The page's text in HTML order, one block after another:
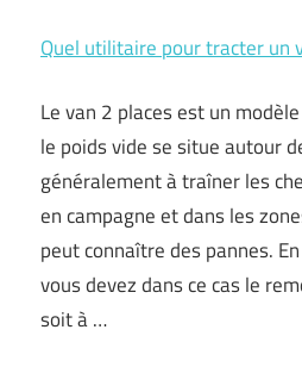
Quel utilitaire pour tracter un
Le van 2 places est un
le poids vide se situe autour
généralement à traîner les
en campagne et dans les
peut connaître des pannes.
vous devez dans ce cas le
soit à …